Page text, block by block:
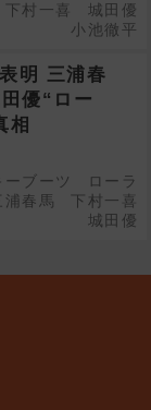
下村一喜
城田優
小池徹平
明 三浦春
優“ロー
相
ーブーツ
ローラ
浦春馬
下村一喜
城田優